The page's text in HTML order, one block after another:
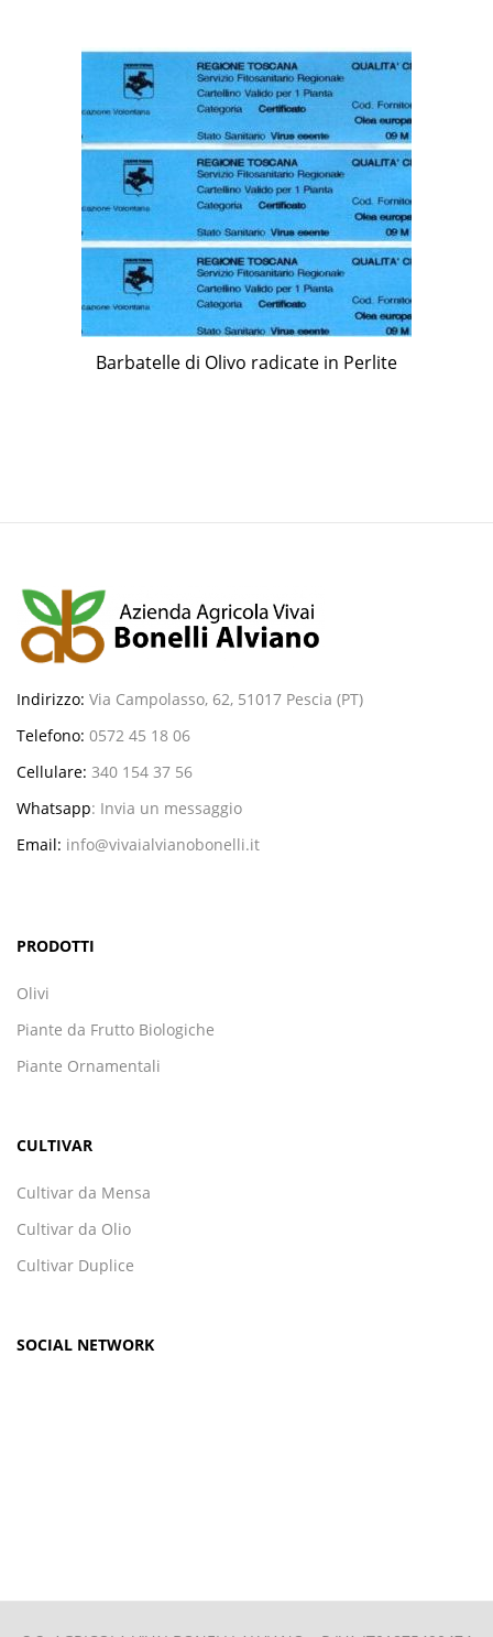
Barbatelle di Olivo radicate in Perlite
Indirizzo: Via Campolasso, 62, 51017 Pescia (PT)
Telefono: 0572 45 18 06
Cellulare: 340 154 37 56
Whatsapp: Invia un messaggio
Email: info@vivaialvianobonelli.it
PRODOTTI
Olivi
Piante da Frutto Biologiche
Piante Ornamentali
CULTIVAR
Cultivar da Mensa
Cultivar da Olio
Cultivar Duplice
SOCIAL NETWORK